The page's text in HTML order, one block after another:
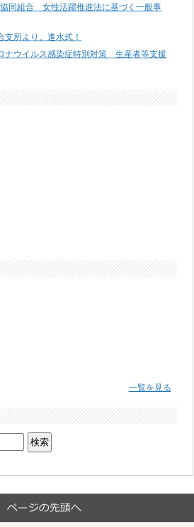
同組合 女性活躍推進法に基づく一般事
所より。進水式！
ウイルス感染症特別対策 生産者等支援
一覧を見る